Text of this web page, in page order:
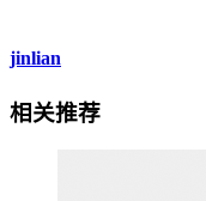
jinlian
相关推荐